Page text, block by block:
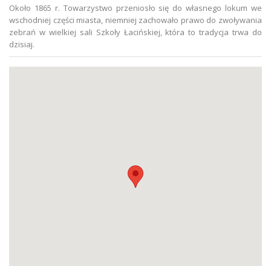
Około 1865 r. Towarzystwo przeniosło się do własnego lokum we
wschodniej części miasta, niemniej zachowało prawo do zwoływania
zebrań w wielkiej sali Szkoły Łacińskiej, która to tradycja trwa do
dzisiaj.